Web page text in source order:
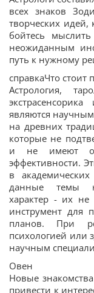
всех знаков
творческих
бойтесь
неожиданным
путь к нужному
справкаЧто стоит
Астрология,
являются
на древних
которые не
и не имеют
эффективности.
в
данные темы
характер - их не
инструмент для
планов. При
психологией или
научным
Овен
Новые
привести к